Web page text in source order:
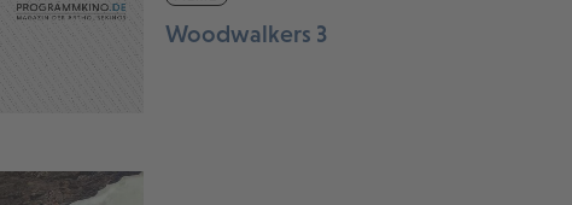
Woodwalkers 3